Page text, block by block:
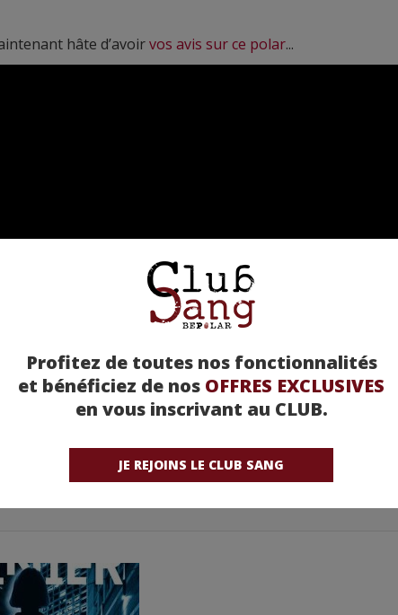
Profitez de toutes nos fonctionnalités
et bénéficiez de nos OFFRES EXCLUSIVES
en vous inscrivant au CLUB.
JE REJOINS LE CLUB SANG
hâte d’avoirvos avis sur ce polar...
Jérôme Vincent